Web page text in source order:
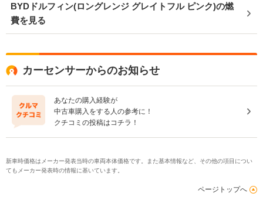
BYDドルフィン(ロングレンジ グレイトフル ピンク)の燃
費を見る
カーセンサーからのお知らせ
あなたの購入経験が
中古車購入をする人の参考に！
クチコミの投稿はコチラ！
新車時価格はメーカー発表当時の車両本体価格です。また基本情報など、その他の項目につい
てもメーカー発表時の情報に基いています。
ページトップへ